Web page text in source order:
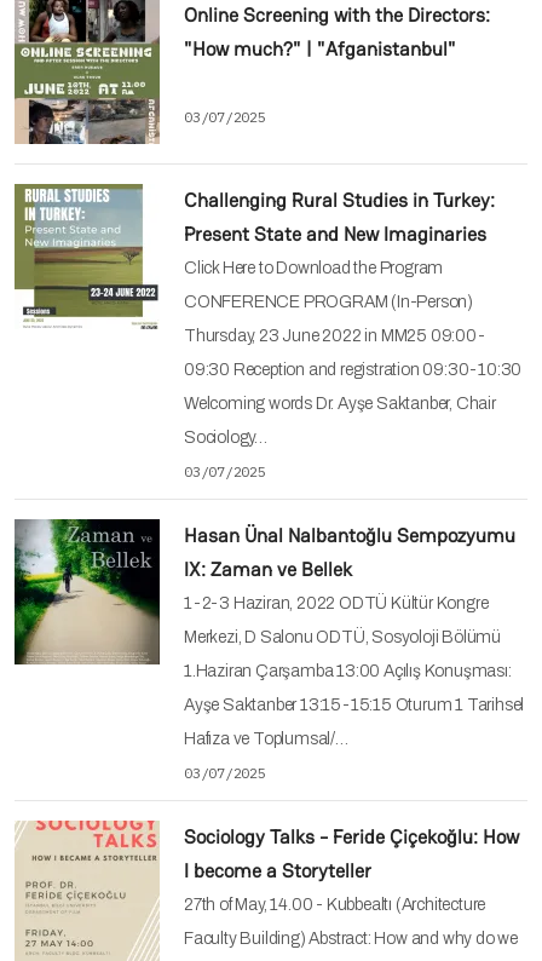
Online Screening with the Directors:
"How much?" | "Afganistanbul"
03/07/2025
Challenging Rural Studies in Turkey:
Present State and New Imaginaries
Click Here to Download the Program
CONFERENCE PROGRAM (In-Person)
Thursday, 23 June 2022 in MM25 09:00-
09:30 Reception and registration 09:30-10:30
Welcoming words Dr. Ayşe Saktanber, Chair
Sociology…
03/07/2025
Hasan Ünal Nalbantoğlu Sempozyumu
IX: Zaman ve Bellek
1-2-3 Haziran, 2022 ODTÜ Kültür Kongre
Merkezi, D Salonu ODTÜ, Sosyoloji Bölümü
1.Haziran Çarşamba 13:00 Açılış Konuşması:
Ayşe Saktanber 13:15-15:15 Oturum 1 Tarihsel
Hafıza ve Toplumsal/…
03/07/2025
Sociology Talks - Feride Çiçekoğlu: How
I become a Storyteller
27th of May, 14.00 - Kubbealtı (Architecture
Faculty Building) Abstract: How and why do we